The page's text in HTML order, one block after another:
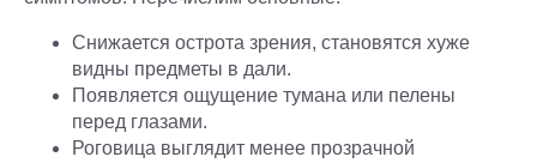
Снижается острота зрения, становятся хуже
видны предметы в дали.
Появляется ощущение тумана или пелены
перед глазами.
Роговица выглядит менее прозрачной